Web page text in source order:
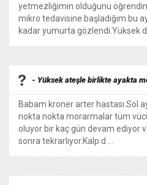
yetmezliğimin olduğunu
mikro tedavisine başladığım bu
kadar yumurta gözlendi.Yüksek
- Yüksek ateşle birlikte ayakta
Babam kroner arter hastası.Sol
nokta nokta morarmalar tüm
oluyor bir kaç gün devam ediyor
sonra tekrarlıyor.Kalp d ...